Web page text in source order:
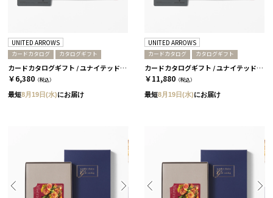
UNITED ARROWS
カードカタログ カタログギフト
カードカタログギフト / ユナイテッドアローズ ザ ギフト リスト / GR-CARD
￥6,380 （税込）
最短8月19日(水)にお届け
UNITED ARROWS
カードカタログ カタログギフト
カードカタログギフト / ユナイテッドアローズ ザ ギフト リスト / CH-CARD
￥11,880 （税込）
最短8月19日(水)にお届け